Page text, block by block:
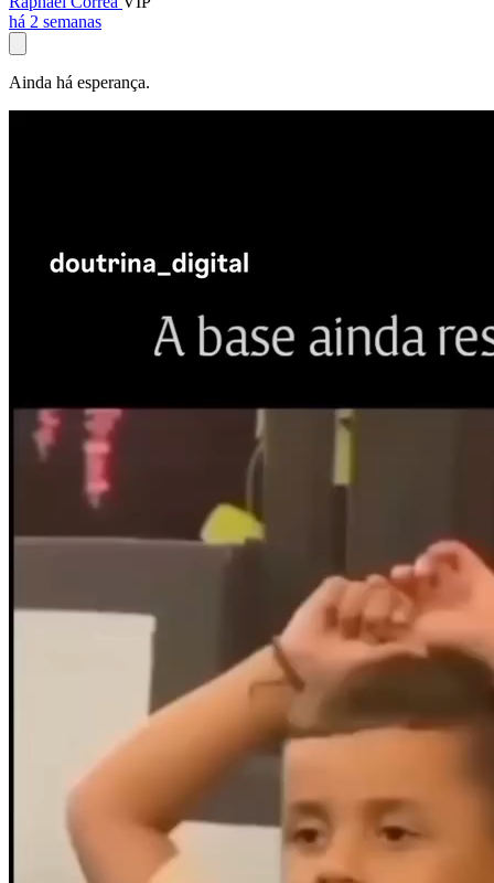
há 2 semanas
Ainda há esperança.